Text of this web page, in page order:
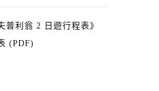
普利翁 2 日遊行程表》
(PDF)